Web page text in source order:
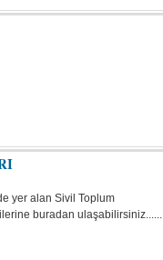
yer alan Sivil Toplum
buradan ulaşabilirsiniz......